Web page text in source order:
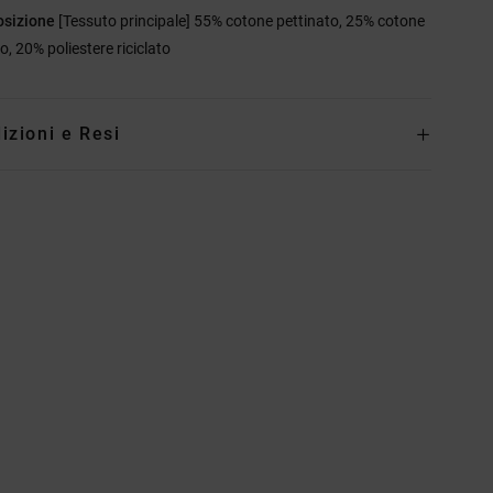
[Tessuto principale] 55% cotone pettinato, 25% cotone
20% poliestere riciclato
e Resi